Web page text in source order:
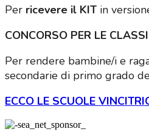
Per ricevere il KIT in
CONCORSO PER LE CLASSI
Per rendere bambine/i e
secondarie di primo grado
ECCO LE SCUOLE